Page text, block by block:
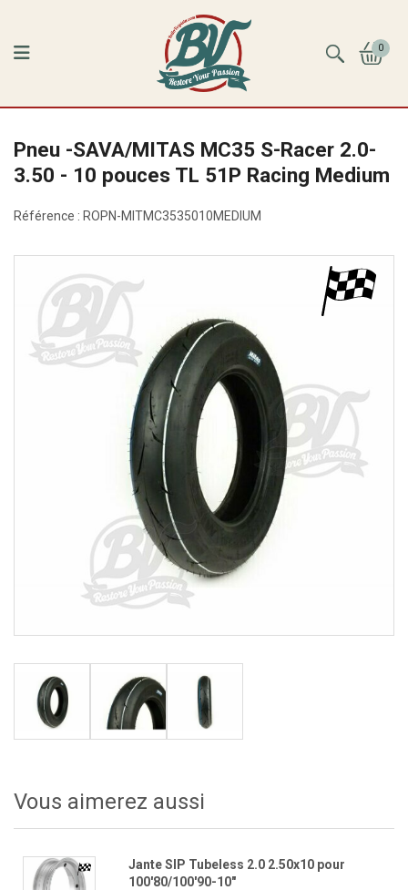
0
Pneu -SAVA/MITAS MC35 S-Racer 2.0-
3.50 - 10 pouces TL 51P Racing Medium
Référence : ROPN-MITMC3535010MEDIUM
Vous aimerez aussi
Jante SIP Tubeless 2.0 2.50x10 pour
100'80/100'90-10"